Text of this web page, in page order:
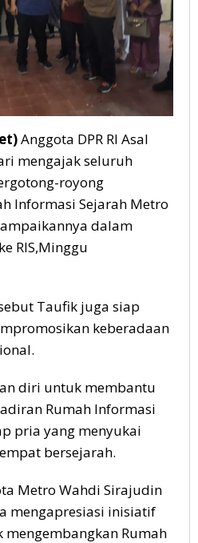
Anggota DPR RI Asal
mengajak seluruh
royong
Informasi Sejarah Metro
dalam
RIS,Minggu
Taufik juga siap
keberadaan
diri untuk membantu
Rumah Informasi
pria yang menyukai
bersejarah.
Metro Wahdi Sirajudin
mengapresiasi inisiatif
Rumah